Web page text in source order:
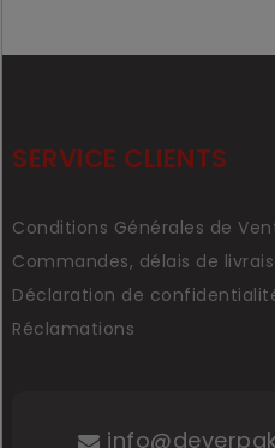
SERVICE CLIENTS
Conditions Générales de
Commandes, délais de
Déclaration de
Réclamations